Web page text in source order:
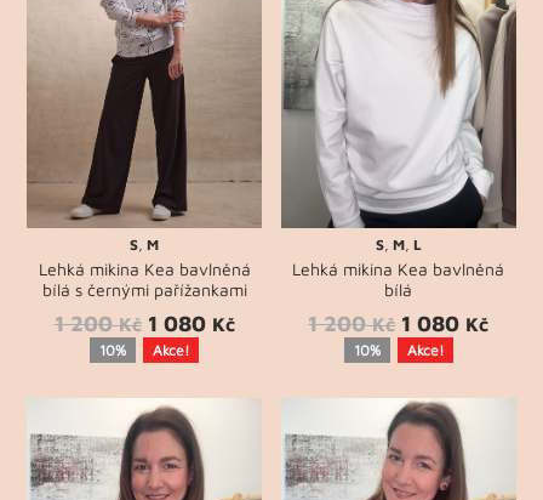
S ,M
Lehká mikina Kea bavlněná
bílá s černými pařížankami
1 200 Kč 1 080 Kč
10% Akce!
S, M, L
Lehká mikina Kea bavlněná
bílá
1 200 Kč 1 080 Kč
10% Akce!